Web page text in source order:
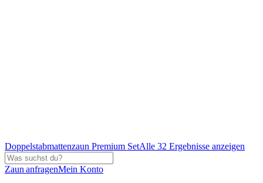
Doppelstabmattenzaun Premium SetAlle 32 Ergebnisse anzeigen
Zaun anfragenMein Konto